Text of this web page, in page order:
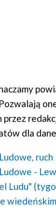
przez
dla
ruch
-
Ludu"